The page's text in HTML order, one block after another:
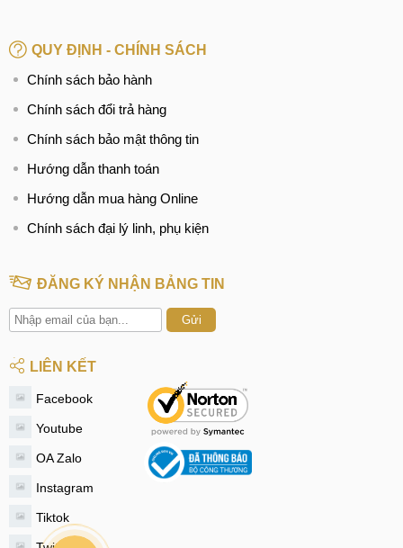
QUY ĐỊNH - CHÍNH SÁCH
Chính sách bảo hành
Chính sách đổi trả hàng
Chính sách bảo mật thông tin
Hướng dẫn thanh toán
Hướng dẫn mua hàng Online
Chính sách đại lý linh, phụ kiện
ĐĂNG KÝ NHẬN BẢNG TIN
Gửi
LIÊN KẾT
Facebook
Youtube
OA Zalo
Instagram
Tiktok